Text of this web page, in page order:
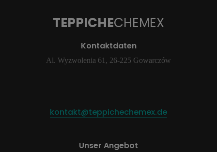
TEPPICHECHEMEX
Kontaktdaten
Al. Wyzwolenia 61, 26-225 Gowarczów
kontakt@teppichechemex.de
Unser Angebot